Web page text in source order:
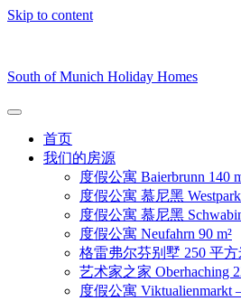
Skip to content
South of Munich Holiday Homes
首页
我们的房源
度假公寓 Baierbrunn 140
度假公寓 慕尼黑 Westpark
度假公寓 慕尼黑
度假公寓 Neufahrn 90 m²
格雷弗尔芬别墅 250 平
艺术家之家 Oberhaching
度假公寓 Viktualienmarkt